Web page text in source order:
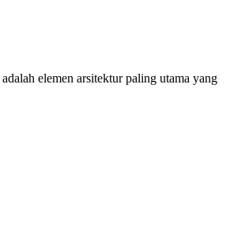
elemen arsitektur paling utama yang